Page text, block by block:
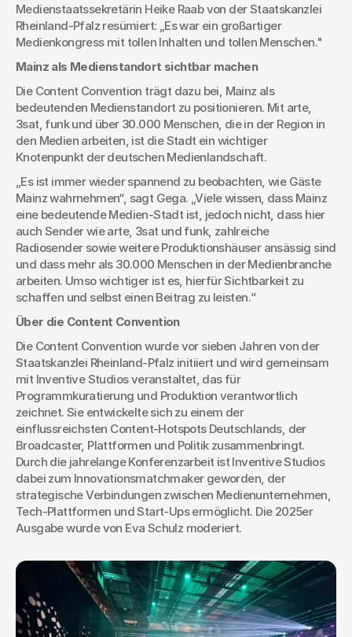
Medienstaatssekretärin Heike Raab von der Staatskanzlei
Rheinland-Pfalz resümiert: „Es war ein großartiger
Medienkongress mit tollen Inhalten und tollen Menschen."
Mainz als Medienstandort sichtbar machen
Die Content Convention trägt dazu bei, Mainz als
bedeutenden Medienstandort zu positionieren. Mit arte,
3sat, funk und über 30.000 Menschen, die in der Region in
den Medien arbeiten, ist die Stadt ein wichtiger
Knotenpunkt der deutschen Medienlandschaft.
„Es ist immer wieder spannend zu beobachten, wie Gäste
Mainz wahrnehmen“, sagt Gega. „Viele wissen, dass Mainz
eine bedeutende Medien-Stadt ist, jedoch nicht, dass hier
auch Sender wie arte, 3sat und funk, zahlreiche
Radiosender sowie weitere Produktionshäuser ansässig sind
und dass mehr als 30.000 Menschen in der Medienbranche
arbeiten. Umso wichtiger ist es, hierfür Sichtbarkeit zu
schaffen und selbst einen Beitrag zu leisten.“
Über die Content Convention
Die Content Convention wurde vor sieben Jahren von der
Staatskanzlei Rheinland-Pfalz initiiert und wird gemeinsam
mit Inventive Studios veranstaltet, das für
Programmkuratierung und Produktion verantwortlich
zeichnet. Sie entwickelte sich zu einem der
einflussreichsten Content-Hotspots Deutschlands, der
Broadcaster, Plattformen und Politik zusammenbringt.
Durch die jahrelange Konferenzarbeit ist Inventive Studios
dabei zum Innovationsmatchmaker geworden, der
strategische Verbindungen zwischen Medienunternehmen,
Tech-Plattformen und Start-Ups ermöglicht. Die 2025er
Ausgabe wurde von Eva Schulz moderiert.